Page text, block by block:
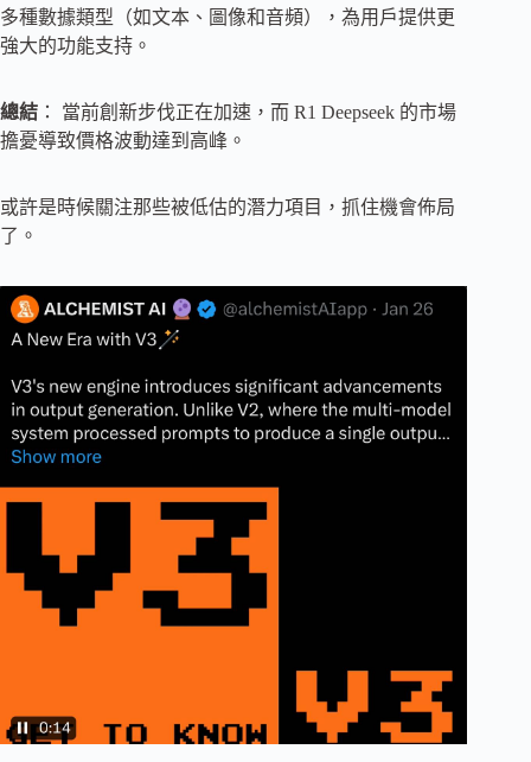
多種數據類型（如文本、圖像和音頻），為用戶提供更
強大的功能支持。
總結 ： 當前創新步伐正在加速，而 R1 Deepseek 的市場
擔憂導致價格波動達到高峰。
或許是時候關注那些被低估的潛力項目，抓住機會佈局
了。